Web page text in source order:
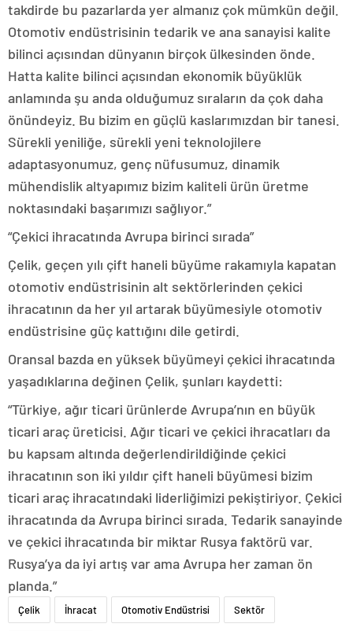
takdirde bu pazarlarda yer almanız çok mümkün değil.
Otomotiv endüstrisinin tedarik ve ana sanayisi kalite
bilinci açısından dünyanın birçok ülkesinden önde.
Hatta kalite bilinci açısından ekonomik büyüklük
anlamında şu anda olduğumuz sıraların da çok daha
önündeyiz. Bu bizim en güçlü kaslarımızdan bir tanesi.
Sürekli yeniliğe, sürekli yeni teknolojilere
adaptasyonumuz, genç nüfusumuz, dinamik
mühendislik altyapımız bizim kaliteli ürün üretme
noktasındaki başarımızı sağlıyor.”
“Çekici ihracatında Avrupa birinci sırada”
Çelik, geçen yılı çift haneli büyüme rakamıyla kapatan
otomotiv endüstrisinin alt sektörlerinden çekici
ihracatının da her yıl artarak büyümesiyle otomotiv
endüstrisine güç kattığını dile getirdi.
Oransal bazda en yüksek büyümeyi çekici ihracatında
yaşadıklarına değinen Çelik, şunları kaydetti:
“Türkiye, ağır ticari ürünlerde Avrupa’nın en büyük
ticari araç üreticisi. Ağır ticari ve çekici ihracatları da
bu kapsam altında değerlendirildiğinde çekici
ihracatının son iki yıldır çift haneli büyümesi bizim
ticari araç ihracatındaki liderliğimizi pekiştiriyor. Çekici
ihracatında da Avrupa birinci sırada. Tedarik sanayinde
ve çekici ihracatında bir miktar Rusya faktörü var.
Rusya’ya da iyi artış var ama Avrupa her zaman ön
planda.”
Çelik İhracat Otomotiv Endüstrisi Sektör